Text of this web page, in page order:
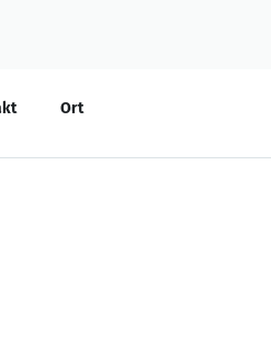
Ort